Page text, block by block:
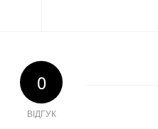
0
ВІДГУК